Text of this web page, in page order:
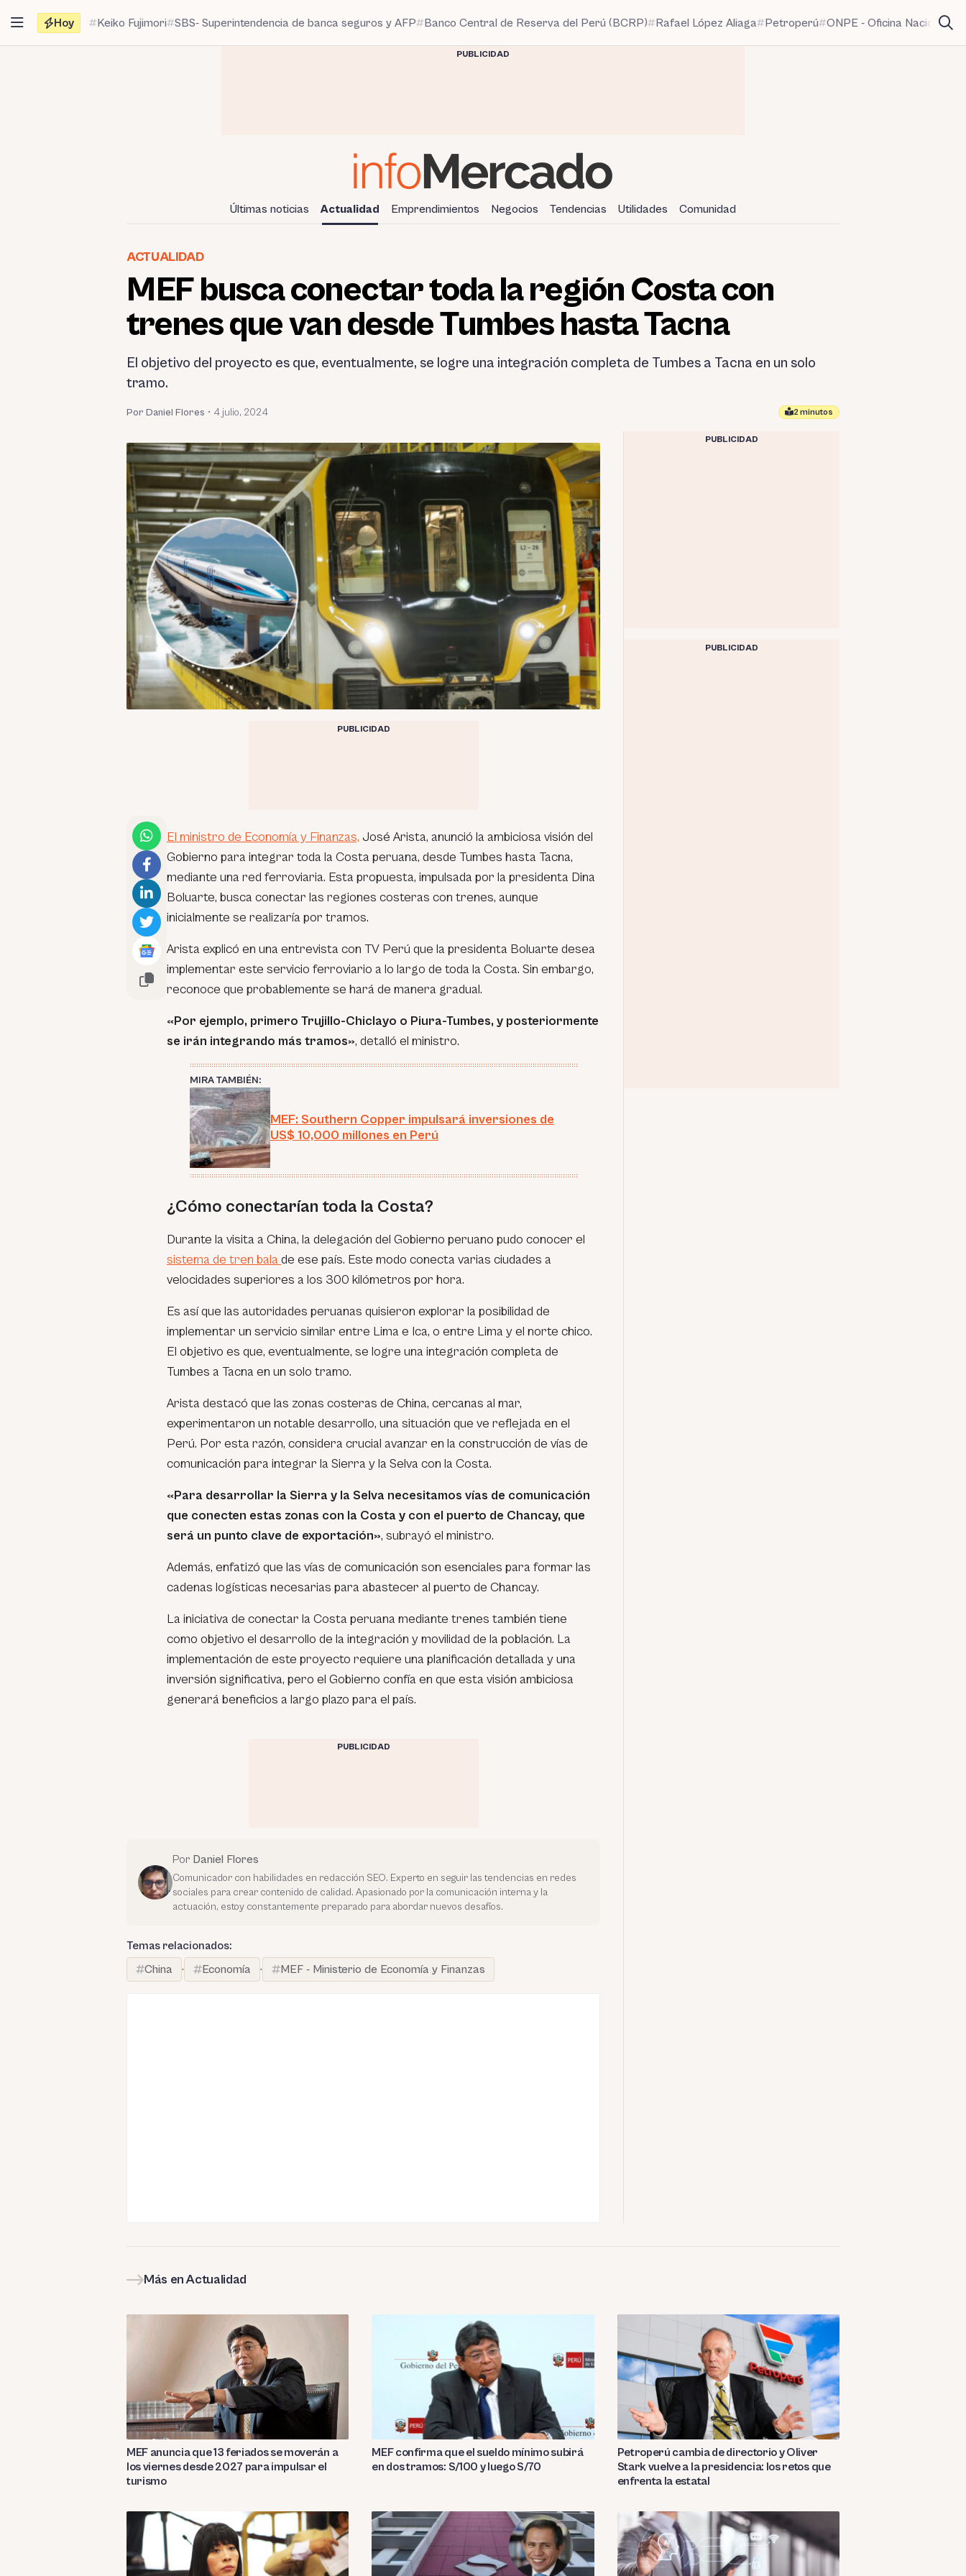
contenido
Hoy Keiko Fujimori SBS- Superintendencia de banca seguros y AFP Banco Central de Reserva del Perú (BCRP) Rafael López Aliaga Petroperú ONPE - Oficina Nacional
PUBLICIDAD
Últimas noticias Actualidad Emprendimientos Negocios Tendencias Utilidades Comunidad
ACTUALIDAD
MEF busca conectar toda la región Costa con
trenes que van desde Tumbes hasta Tacna
El objetivo del proyecto es que, eventualmente, se logre una integración completa de Tumbes a Tacna en un solo
tramo.
Por Daniel Flores • 4 julio, 2024 2 minutos
PUBLICIDAD
El ministro de Economía y Finanzas, José Arista, anunció la ambiciosa visión del
Gobierno para integrar toda la Costa peruana, desde Tumbes hasta Tacna,
mediante una red ferroviaria. Esta propuesta, impulsada por la presidenta Dina
Boluarte, busca conectar las regiones costeras con trenes, aunque
inicialmente se realizaría por tramos.
Arista explicó en una entrevista con TV Perú que la presidenta Boluarte desea
implementar este servicio ferroviario a lo largo de toda la Costa. Sin embargo,
reconoce que probablemente se hará de manera gradual.
«Por ejemplo, primero Trujillo-Chiclayo o Piura-Tumbes, y posteriormente
se irán integrando más tramos», detalló el ministro.
MIRA TAMBIÉN:
MEF: Southern Copper impulsará inversiones de
US$ 10,000 millones en Perú
¿Cómo conectarían toda la Costa?
Durante la visita a China, la delegación del Gobierno peruano pudo conocer el
sistema de tren bala de ese país. Este modo conecta varias ciudades a
velocidades superiores a los 300 kilómetros por hora.
Es así que las autoridades peruanas quisieron explorar la posibilidad de
implementar un servicio similar entre Lima e Ica, o entre Lima y el norte chico.
El objetivo es que, eventualmente, se logre una integración completa de
Tumbes a Tacna en un solo tramo.
Arista destacó que las zonas costeras de China, cercanas al mar,
experimentaron un notable desarrollo, una situación que ve reflejada en el
Perú. Por esta razón, considera crucial avanzar en la construcción de vías de
comunicación para integrar la Sierra y la Selva con la Costa.
«Para desarrollar la Sierra y la Selva necesitamos vías de comunicación
que conecten estas zonas con la Costa y con el puerto de Chancay, que
será un punto clave de exportación», subrayó el ministro.
Además, enfatizó que las vías de comunicación son esenciales para formar las
cadenas logísticas necesarias para abastecer al puerto de Chancay.
La iniciativa de conectar la Costa peruana mediante trenes también tiene
como objetivo el desarrollo de la integración y movilidad de la población. La
implementación de este proyecto requiere una planificación detallada y una
inversión significativa, pero el Gobierno confía en que esta visión ambiciosa
generará beneficios a largo plazo para el país.
PUBLICIDAD
Por Daniel Flores
Comunicador con habilidades en redacción SEO. Experto en seguir las tendencias en redes
sociales para crear contenido de calidad. Apasionado por la comunicación interna y la
actuación, estoy constantemente preparado para abordar nuevos desafíos.
Temas relacionados:
China
· Economía · MEF - Ministerio de Economía y Finanzas
PUBLICIDAD
PUBLICIDAD
Más en Actualidad
MEF anuncia que 13 feriados se moverán a
los viernes desde 2027 para impulsar el
turismo
MEF confirma que el sueldo mínimo subirá
en dos tramos: S/100 y luego S/70
Petroperú cambia de directorio y Oliver
Stark vuelve a la presidencia: los retos que
enfrenta la estatal